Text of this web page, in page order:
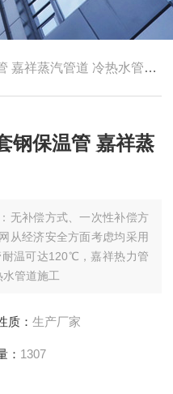
蒸汽管道 冷热水管道施工
钢保温管 嘉祥蒸
无补偿方式、一次性补偿方
从经济安全方面考虑均采用
温可达120℃，嘉祥热力管
管道施工
质： 生产厂家
： 1307